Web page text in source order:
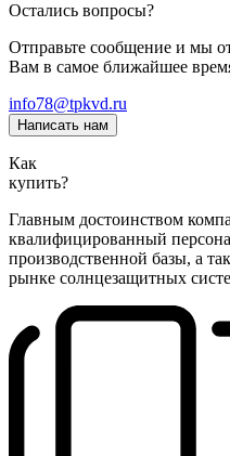
Остались вопросы?
Отправьте сообщение и мы
Вам в самое ближайшее
info78@tpkvd.ru
Написать нам
Как
купить?
Главным достоинством
квалифицированный
производственной базы, а
рынке солнцезащитных